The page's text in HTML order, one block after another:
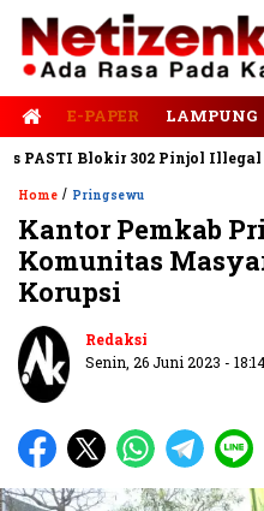
E-PAPER LAMPUNG
Blokir 302 Pinjol Illegal
Home / Pringsewu
Kantor Pemkab
Komunitas
Korupsi
Redaksi
Senin, 26 Juni 2023 -